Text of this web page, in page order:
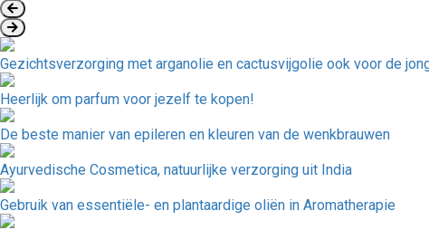
Gezichtsverzorging met arganolie en cactusvijgolie ook voor de
Heerlijk om parfum voor jezelf te kopen!
De beste manier van epileren en kleuren van de wenkbrauwen
Ayurvedische Cosmetica, natuurlijke verzorging uit India
Gebruik van essentiële- en plantaardige oliën in Aromatherapie